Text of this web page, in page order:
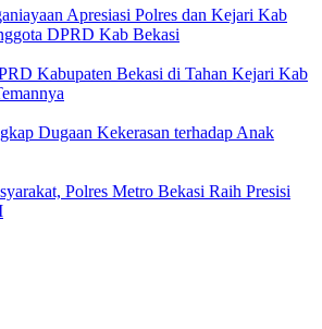
Apresiasi Polres dan Kejari Kab
DPRD Kab Bekasi
Kabupaten Bekasi di Tahan Kejari Kab
Dugaan Kekerasan terhadap Anak
Polres Metro Bekasi Raih Presisi